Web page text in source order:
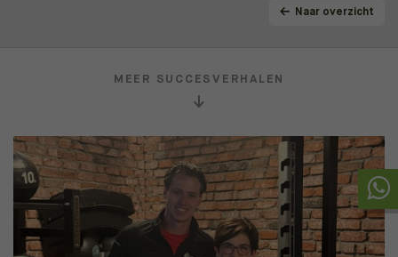
Naar overzicht
MEER SUCCESVERHALEN